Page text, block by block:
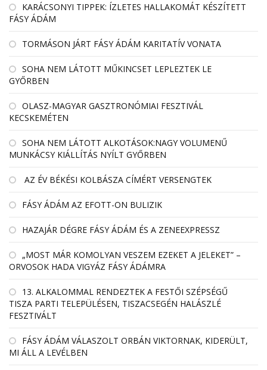
KARÁCSONYI TIPPEK: ÍZLETES HALLAKOMÁT KÉSZÍTETT
FÁSY ÁDÁM
TORMÁSON JÁRT FÁSY ÁDÁM KARITATÍV VONATA
SOHA NEM LÁTOTT MŰKINCSET LEPLEZTEK LE
GYŐRBEN
OLASZ-MAGYAR GASZTRONÓMIAI FESZTIVÁL
KECSKEMÉTEN
SOHA NEM LÁTOTT ALKOTÁSOK:NAGY VOLUMENŰ
MUNKÁCSY KIÁLLÍTÁS NYÍLT GYŐRBEN
AZ ÉV BÉKÉSI KOLBÁSZA CÍMÉRT VERSENGTEK
FÁSY ÁDÁM AZ EFOTT-ON BULIZIK
HAZAJÁR DÉGRE FÁSY ÁDÁM ÉS A ZENEEXPRESSZ
„MOST MÁR KOMOLYAN VESZEM EZEKET A JELEKET” –
ORVOSOK HADA VIGYÁZ FÁSY ÁDÁMRA
13. ALKALOMMAL RENDEZTEK A FESTŐI SZÉPSÉGŰ
TISZA PARTI TELEPÜLÉSEN, TISZACSEGÉN HALÁSZLÉ
FESZTIVÁLT
FÁSY ÁDÁM VÁLASZOLT ORBÁN VIKTORNAK, KIDERÜLT,
MI ÁLL A LEVÉLBEN